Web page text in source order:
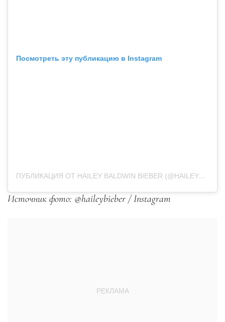
Посмотреть эту публикацию в Instagram
ПУБЛИКАЦИЯ ОТ HAILEY BALDWIN BIEBER (@HAILEYBIEBER)
Источник фото: @haileybieber / Instagram